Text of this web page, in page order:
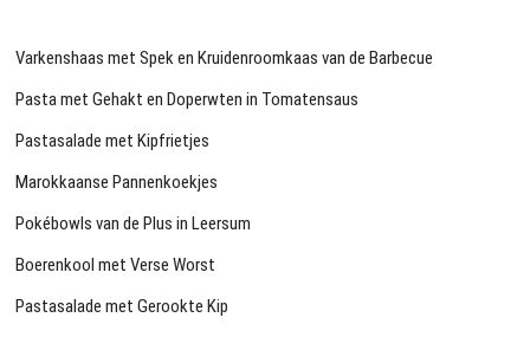
Varkenshaas met Spek en Kruidenroomkaas van de Barbecue
Pasta met Gehakt en Doperwten in Tomatensaus
Pastasalade met Kipfrietjes
Marokkaanse Pannenkoekjes
Pokébowls van de Plus in Leersum
Boerenkool met Verse Worst
Pastasalade met Gerookte Kip